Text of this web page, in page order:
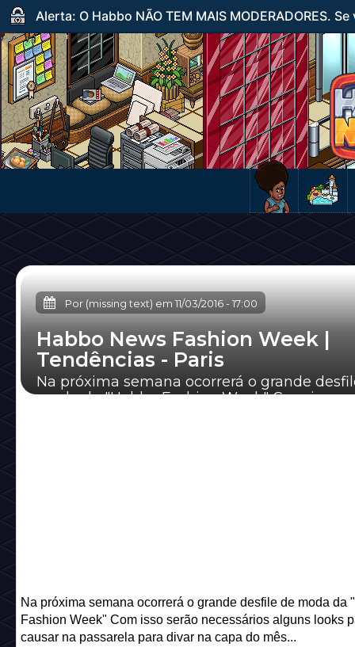
Alerta: O Habbo NÃO TEM MAIS MODERADORES.
Por (missing text) em 11/03/2016-17:00
Habbo News Fashion Week |
Tendências - Paris
Na próxima semana ocorrerá o grande
moda da "Habbo Fashion Week" Com isso
Na próxima semana ocorrerá o grande desfile de moda da
Fashion Week" Com isso serão necessários alguns looks
causar na passarela para divar na capa do mês...